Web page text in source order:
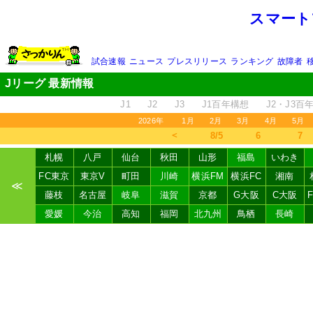
スマー
試合速報 ニュース プレスリリース ランキング 故障者
Jリーグ 最新情報
J1 J2 J3 J1百年構想 J2・J3百
2026年 1月 2月 3月 4月 5月
＜ 8/5 6 7
≪
札幌 八戸 仙台 秋田 山形 福島
いわき
FC東京
東京V 町田 川崎 横浜FM 横浜FC 湘南
藤枝
名古屋 岐阜 滋賀 京都 G大阪 C大阪
愛媛
今治 高知 福岡 北九州 鳥栖 長崎